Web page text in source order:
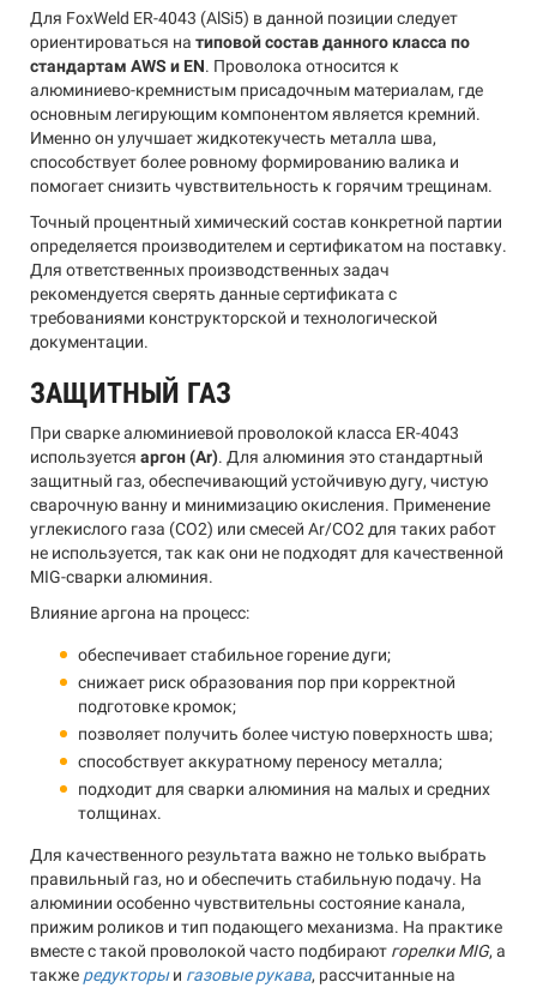
Для FoxWeld ER-4043 (AlSi5) в данной позиции следует
ориентироваться на типовой состав данного класса по
стандартам AWS и EN. Проволока относится к
алюминиево-кремнистым присадочным материалам, где
основным легирующим компонентом является кремний.
Именно он улучшает жидкотекучесть металла шва,
способствует более ровному формированию валика и
помогает снизить чувствительность к горячим трещинам.
Точный процентный химический состав конкретной партии
определяется производителем и сертификатом на поставку.
Для ответственных производственных задач
рекомендуется сверять данные сертификата с
требованиями конструкторской и технологической
документации.
ЗАЩИТНЫЙ ГАЗ
При сварке алюминиевой проволокой класса ER-4043
используется аргон (Ar). Для алюминия это стандартный
защитный газ, обеспечивающий устойчивую дугу, чистую
сварочную ванну и минимизацию окисления. Применение
углекислого газа (CO2) или смесей Ar/CO2 для таких работ
не используется, так как они не подходят для качественной
MIG-сварки алюминия.
Влияние аргона на процесс:
обеспечивает стабильное горение дуги;
снижает риск образования пор при корректной
подготовке кромок;
позволяет получить более чистую поверхность шва;
способствует аккуратному переносу металла;
подходит для сварки алюминия на малых и средних
толщинах.
Для качественного результата важно не только выбрать
правильный газ, но и обеспечить стабильную подачу. На
алюминии особенно чувствительны состояние канала,
прижим роликов и тип подающего механизма. На практике
вместе с такой проволокой часто подбирают горелки MIG, а
также редукторыи газовые рукава, рассчитанные на